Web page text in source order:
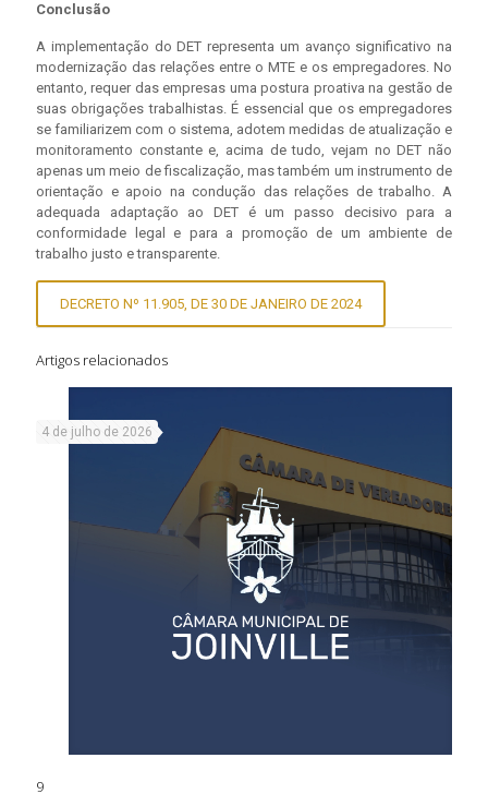
Conclusão
A implementação do DET representa um avanço significativo na
modernização das relações entre o MTE e os empregadores. No
entanto, requer das empresas uma postura proativa na gestão de
suas obrigações trabalhistas. É essencial que os empregadores
se familiarizem com o sistema, adotem medidas de atualização e
monitoramento constante e, acima de tudo, vejam no DET não
apenas um meio de fiscalização, mas também um instrumento de
orientação e apoio na condução das relações de trabalho. A
adequada adaptação ao DET é um passo decisivo para a
conformidade legal e para a promoção de um ambiente de
trabalho justo e transparente.
DECRETO Nº 11.905, DE 30 DE JANEIRO DE 2024
Artigos relacionados
4 de julho de 2026
9